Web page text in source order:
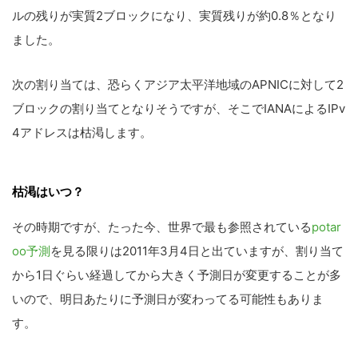
ルの残りが実質2ブロックになり、実質残りが約0.8％となり
ました。
次の割り当ては、恐らくアジア太平洋地域のAPNICに対して2
ブロックの割り当てとなりそうですが、そこでIANAによるIPv
4アドレスは枯渇します。
枯渇はいつ？
その時期ですが、たった今、世界で最も参照されているpotar
oo予測を見る限りは2011年3月4日と出ていますが、割り当て
から1日ぐらい経過してから大きく予測日が変更することが多
いので、明日あたりに予測日が変わってる可能性もありま
す。
Block Data Bank